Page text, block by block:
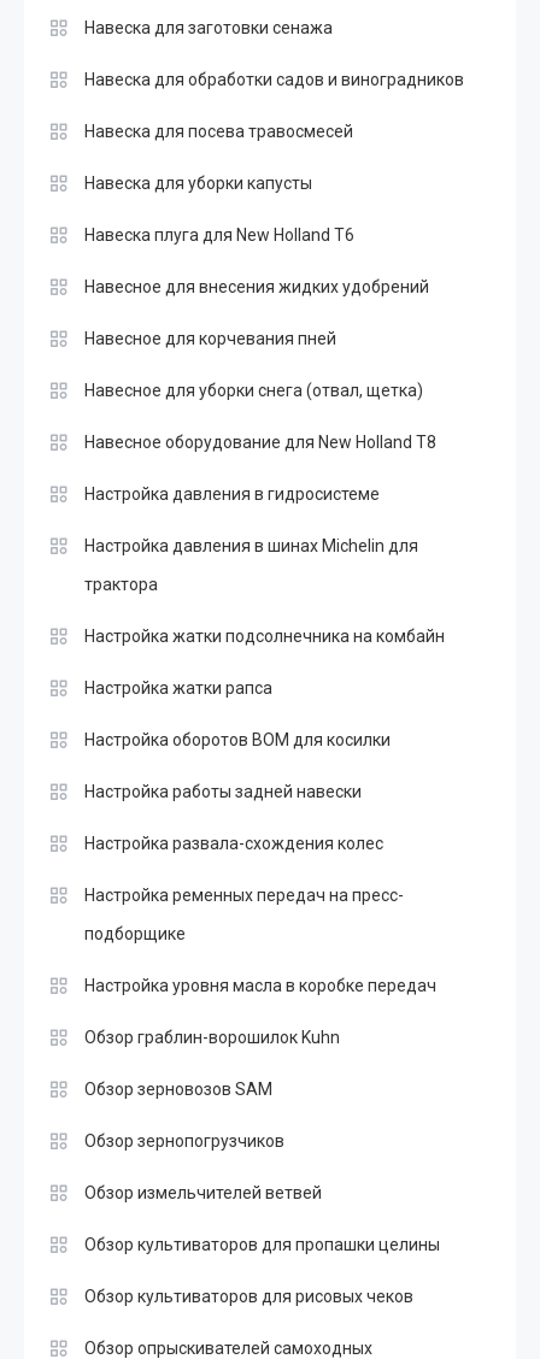
Навеска для заготовки сенажа
Навеска для обработки садов и виноградников
Навеска для посева травосмесей
Навеска для уборки капусты
Навеска плуга для New Holland T6
Навесное для внесения жидких удобрений
Навесное для корчевания пней
Навесное для уборки снега (отвал, щетка)
Навесное оборудование для New Holland T8
Настройка давления в гидросистеме
Настройка давления в шинах Michelin для
трактора
Настройка жатки подсолнечника на комбайн
Настройка жатки рапса
Настройка оборотов ВОМ для косилки
Настройка работы задней навески
Настройка развала-схождения колес
Настройка ременных передач на пресс-
подборщике
Настройка уровня масла в коробке передач
Обзор граблин-ворошилок Kuhn
Обзор зерновозов SAM
Обзор зернопогрузчиков
Обзор измельчителей ветвей
Обзор культиваторов для пропашки целины
Обзор культиваторов для рисовых чеков
Обзор опрыскивателей самоходных